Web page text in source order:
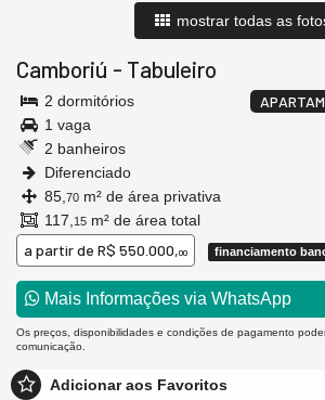
mostrar todas as
Camboriú - Tabuleiro
2 dormitórios
1 vaga
2 banheiros
Diferenciado
85, 70 m² de área privativa
117, 15 m² de área total
a partir de R$ 550.000,00 financiamento
Mais Informações via WhatsApp
Os preços, disponibilidades e condições de pagamento
comunicação.
Adicionar aos Favoritos